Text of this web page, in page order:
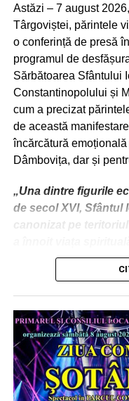
Astăzi – 7 august
Târgoviștei, părintele
o conferință de presă
programul de
Sărbătoarea Sfântului
Constantinopolului și
cum a precizat
de această
încărcătură
Dâmbovița, dar și
„Una dintre figurile
de secol XVI, Sfântul
canonizat pe
premisele marii
urmat păstoririi sale.
mai nou mijloc de
l-a promovat cu
formarea spirituală a
ucenicul său cel mai
pentru tineri și pentru